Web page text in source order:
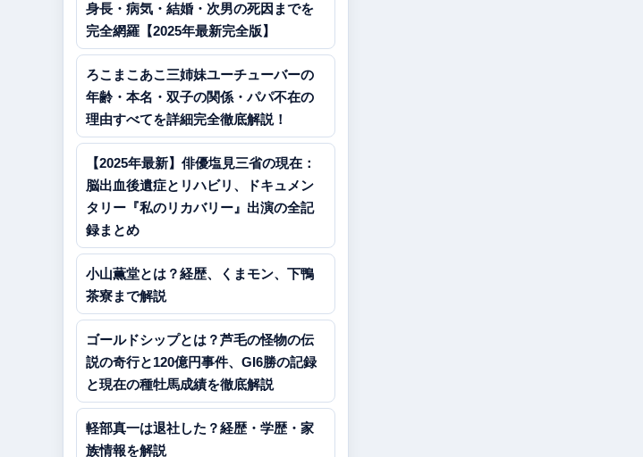
身長・病気・結婚・次男の死因までを
完全網羅【2025年最新完全版】
ろこまこあこ三姉妹ユーチューバーの
年齢・本名・双子の関係・パパ不在の
理由すべてを詳細完全徹底解説！
【2025年最新】俳優塩見三省の現在：
脳出血後遺症とリハビリ、ドキュメン
タリー『私のリカバリー』出演の全記
録まとめ
小山薫堂とは？経歴、くまモン、下鴨
茶寮まで解説
ゴールドシップとは？芦毛の怪物の伝
説の奇行と120億円事件、GI6勝の記録
と現在の種牡馬成績を徹底解説
軽部真一は退社した？経歴・学歴・家
族情報を解説